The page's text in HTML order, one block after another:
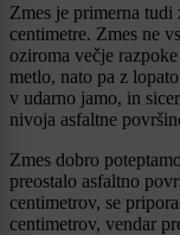
Zmes je primerna
centimetre. Zmes ne
oziroma večje
metlo, nato pa z
v udarno jamo, in
nivoja asfaltne
Zmes dobro
preostalo asfaltno
centimetrov, se
centimetrov, vendar